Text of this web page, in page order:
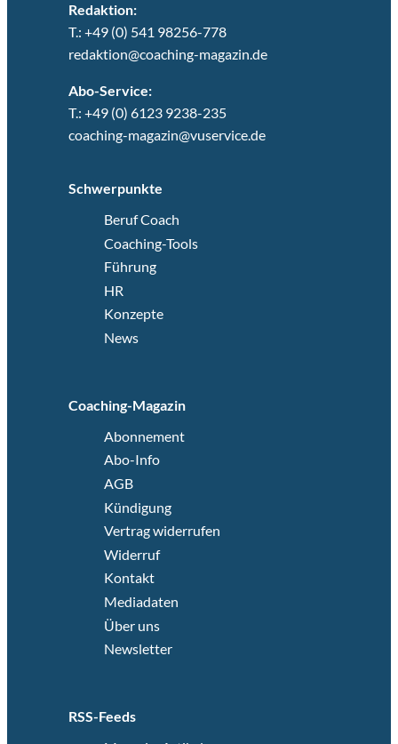
Redaktion:
T.: +49 (0) 541 98256-778
redaktion@coaching-magazin.de
Abo-Service:
T.: +49 (0) 6123 9238-235
coaching-magazin@vuservice.de
Schwerpunkte
Beruf Coach
Coaching-Tools
Führung
HR
Konzepte
News
Coaching-Magazin
Abonnement
Abo-Info
AGB
Kündigung
Vertrag widerrufen
Widerruf
Kontakt
Mediadaten
Über uns
Newsletter
RSS-Feeds